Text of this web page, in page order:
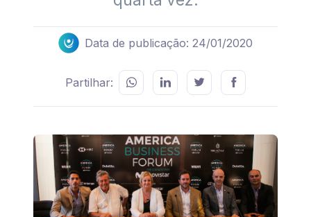
Data de publicação: 24/01/2020
Partilhar: